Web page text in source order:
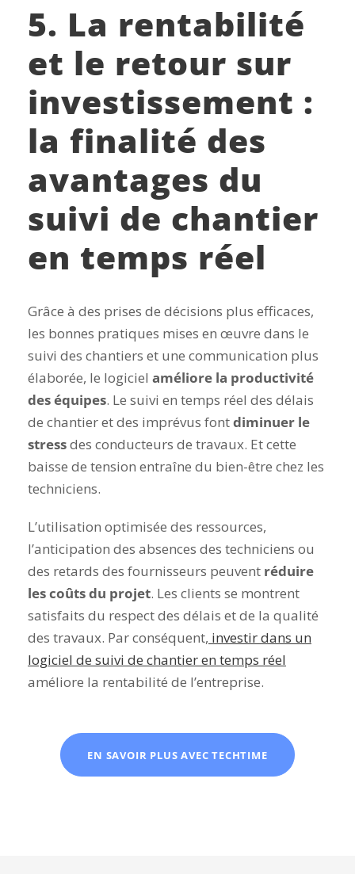
5. La rentabilité
et le retour sur
investissement :
la finalité des
avantages du
suivi de chantier
en temps réel
Grâce à des prises de décisions plus efficaces,
les bonnes pratiques mises en œuvre dans le
suivi des chantiers et une communication plus
élaborée, le logiciel améliore la productivité
des équipes. Le suivi en temps réel des délais
de chantier et des imprévus fontdiminuer le
stressdes conducteurs de travaux. Et cette
baisse de tension entraîne du bien-être chez les
techniciens.
L’utilisation optimisée des ressources,
l’anticipation des absences des techniciens ou
des retards des fournisseurs peuvent réduire
les coûts du projet. Les clients se montrent
satisfaits du respect des délais et de la qualité
des travaux. Par conséquent, investir dans un
logiciel de suivi de chantier en temps réel
améliore la rentabilité de l’entreprise.
EN SAVOIR PLUS AVEC TECHTIME